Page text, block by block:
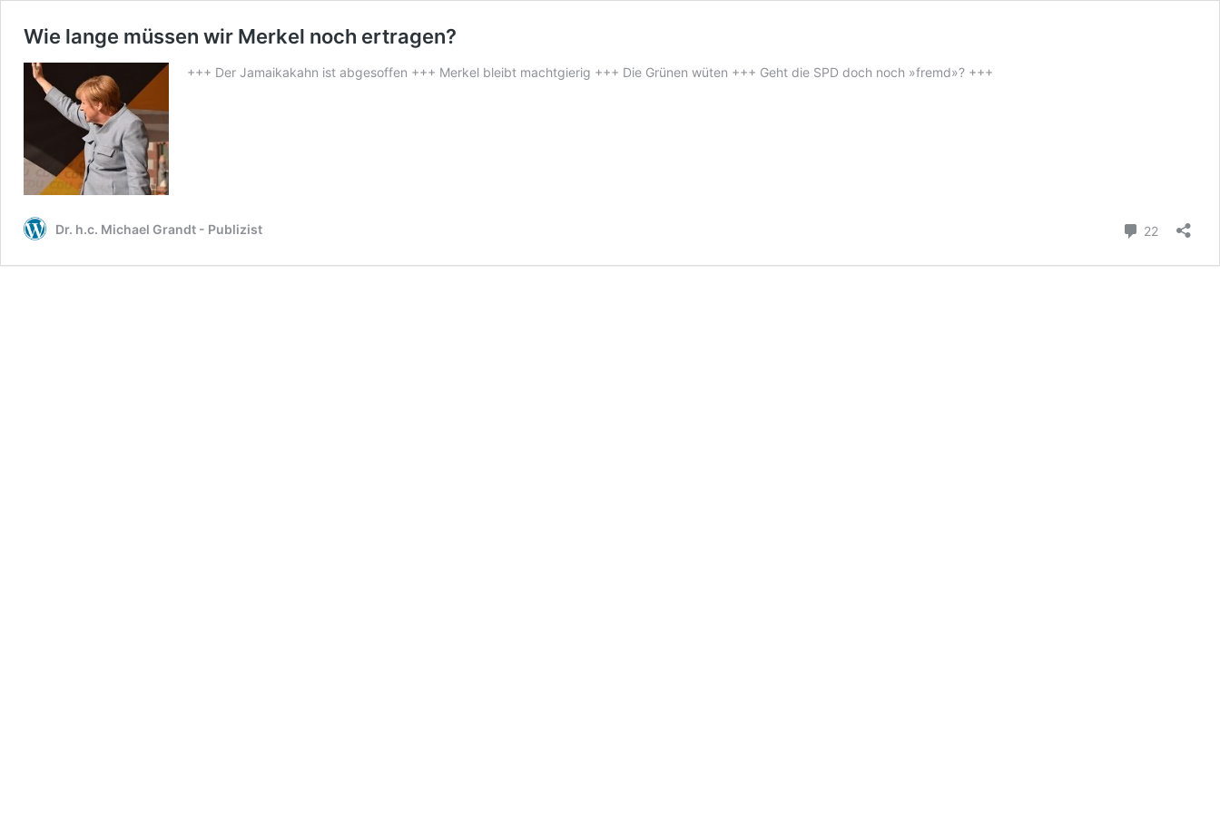
Wie lange müssen wir Merkel noch ertragen?
+++ Der Jamaikakahn ist abgesoffen +++ Merkel bleibt machtgierig +++ Die Grünen wüten +++ Geht die SPD doch noch »fremd»? +++
Dr. h.c. Michael Grandt - Publizist 22